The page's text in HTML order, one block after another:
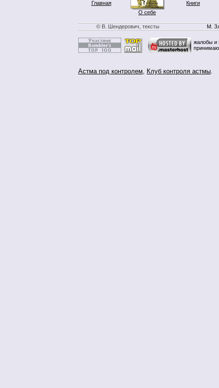
Главная
О себе
Книги
© В. Шендерович, тексты М.
жалобы и
Астма под контролем, Клуб контроля астмы.